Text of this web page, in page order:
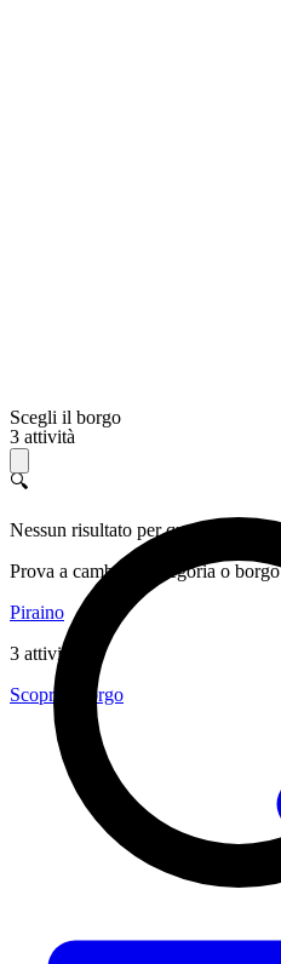
Scegli il borgo
3 attività
🔍
Nessun risultato per questo filtro
Prova a cambiare categoria o borgo
Piraino
3 attività
Scopri il borgo